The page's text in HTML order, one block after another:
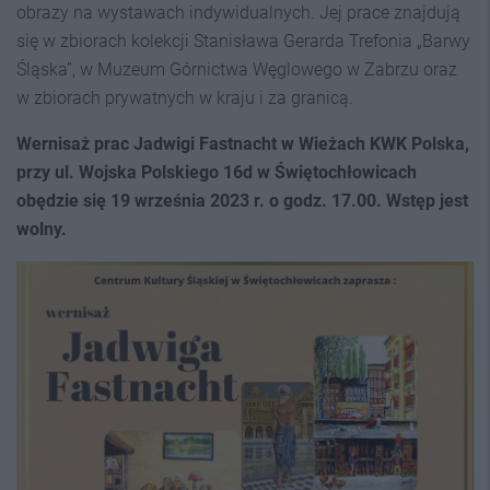
obrazy na wystawach indywidualnych. Jej prace znajdują
się w zbiorach kolekcji Stanisława Gerarda Trefonia „Barwy
Śląska”, w Muzeum Górnictwa Węglowego w Zabrzu oraz
w zbiorach prywatnych w kraju i za granicą.
Wernisaż prac Jadwigi Fastnacht w Wieżach KWK Polska,
przy ul. Wojska Polskiego 16d w Świętochłowicach
obędzie się 19 września 2023 r. o godz. 17.00. Wstęp jest
wolny.